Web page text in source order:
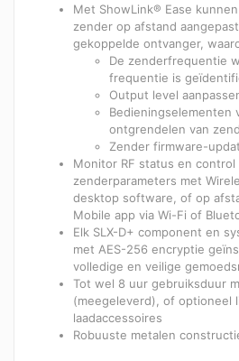
Met ShowLink® Ease
zender op afstand
gekoppelde ontvanger,
De zenderfrequentie
frequentie is
Output level
Bedieningselementen
ontgrendelen van
Zender firmware-
Monitor RF status en
zenderparameters met
desktop software, of op
Mobile app via Wi-Fi of
Elk SLX-D+ component en
met AES-256 encryptie
volledige en veilige
Tot wel 8 uur gebruiksduur
(meegeleverd), of optioneel
laadaccessoires
Robuuste metalen